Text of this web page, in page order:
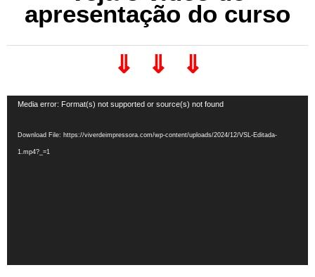
apresentação do curso
⇓ ⇓ ⇓
Video
Media error: Format(s) not supported or source(s) not found
Download File: https://viverdeimpressora.com/wp-content/uploads/2024/12/VSL-Editada-
1.mp4?_=1